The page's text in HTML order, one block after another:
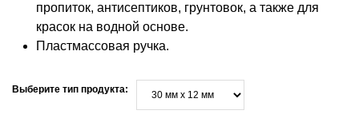
пропиток, антисептиков, грунтовок, а также для
красок на водной основе.
Пластмассовая ручка.
Выберите тип продукта: